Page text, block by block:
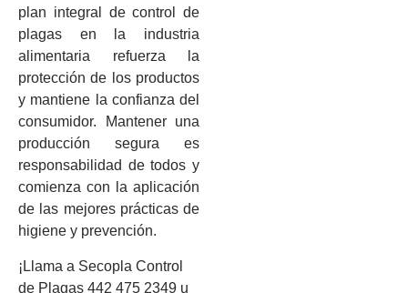
plan integral de control de
plagas en la industria
alimentaria refuerza la
protección de los productos
y mantiene la confianza del
consumidor. Mantener una
producción segura es
responsabilidad de todos y
comienza con la aplicación
de las mejores prácticas de
higiene y prevención.
¡Llama a Secopla Control
de Plagas 442 475 2349 u